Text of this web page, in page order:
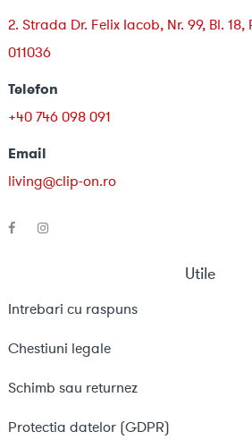
2. Strada Dr. Felix Iacob, Nr. 99, Bl. 18,
011036
Telefon
+40 746 098 091
Email
living@clip-on.ro
Utile
Intrebari cu raspuns
Chestiuni legale
Schimb sau returnez
Protectia datelor (GDPR)